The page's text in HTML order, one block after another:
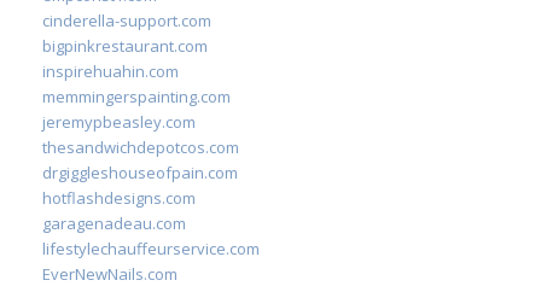
cinderella-support.com
bigpinkrestaurant.com
inspirehuahin.com
memmingerspainting.com
jeremypbeasley.com
thesandwichdepotcos.com
drgiggleshouseofpain.com
hotflashdesigns.com
garagenadeau.com
lifestylechauffeurservice.com
EverNewNails.com